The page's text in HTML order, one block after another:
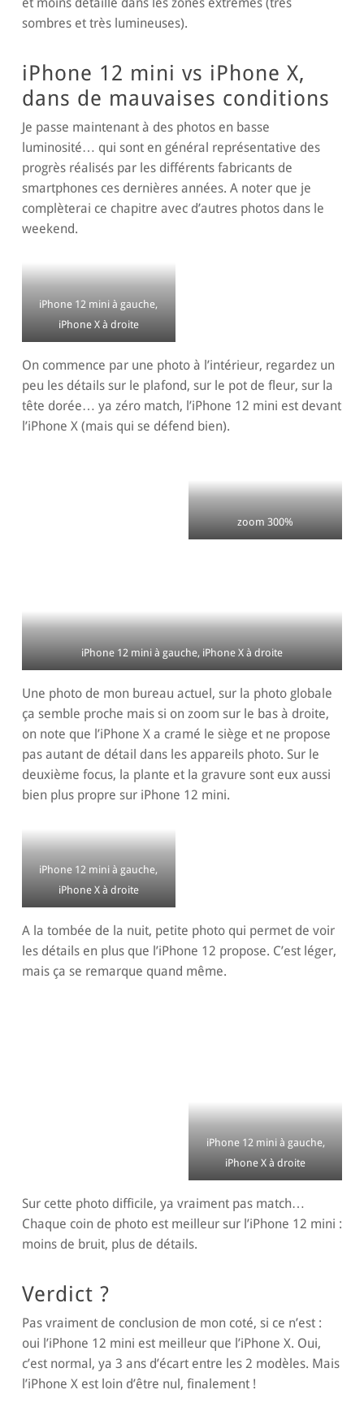
sombres et très lumineuses).
iPhone 12 mini vs iPhone X,
dans de mauvaises conditions
Je passe maintenant à des photos en basse
luminosité… qui sont en général représentative des
progrès réalisés par les différents fabricants de
smartphones ces dernières années. A noter que je
complèterai ce chapitre avec d’autres photos dans le
weekend.
iPhone 12 mini à gauche,
iPhone X à droite
On commence par une photo à l’intérieur, regardez un
peu les détails sur le plafond, sur le pot de fleur, sur la
tête dorée… ya zéro match, l’iPhone 12 mini est devant
l’iPhone X (mais qui se défend bien).
zoom 300%
iPhone 12 mini à gauche, iPhone X à droite
Une photo de mon bureau actuel, sur la photo globale
ça semble proche mais si on zoom sur le bas à droite,
on note que l’iPhone X a cramé le siège et ne propose
pas autant de détail dans les appareils photo. Sur le
deuxième focus, la plante et la gravure sont eux aussi
bien plus propre sur iPhone 12 mini.
iPhone 12 mini à gauche,
iPhone X à droite
A la tombée de la nuit, petite photo qui permet de voir
les détails en plus que l’iPhone 12 propose. C’est léger,
mais ça se remarque quand même.
iPhone 12 mini à gauche,
iPhone X à droite
Sur cette photo difficile, ya vraiment pas match…
Chaque coin de photo est meilleur sur l’iPhone 12 mini :
moins de bruit, plus de détails.
Verdict ?
Pas vraiment de conclusion de mon coté, si ce n’est :
oui l’iPhone 12 mini est meilleur que l’iPhone X. Oui,
c’est normal, ya 3 ans d’écart entre les 2 modèles. Mais
l’iPhone X est loin d’être nul, finalement !